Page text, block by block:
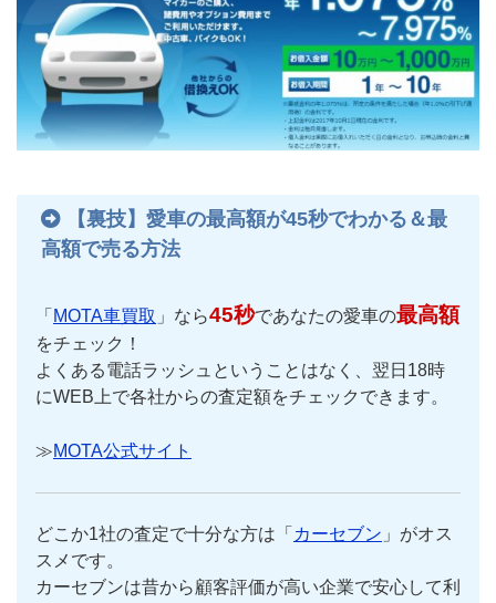
【裏技】愛車の最高額が45秒でわかる＆最
高額で売る方法
「 MOTA車買取 」なら45秒であなたの愛車の最高額
をチェック！
よくある電話ラッシュということはなく、翌日18時
にWEB上で各社からの査定額をチェックできます。
≫MOTA公式サイト
どこか1社の査定で十分な方は「 カーセブン 」がオス
スメです。
カーセブンは昔から顧客評価が高い企業で安心して利